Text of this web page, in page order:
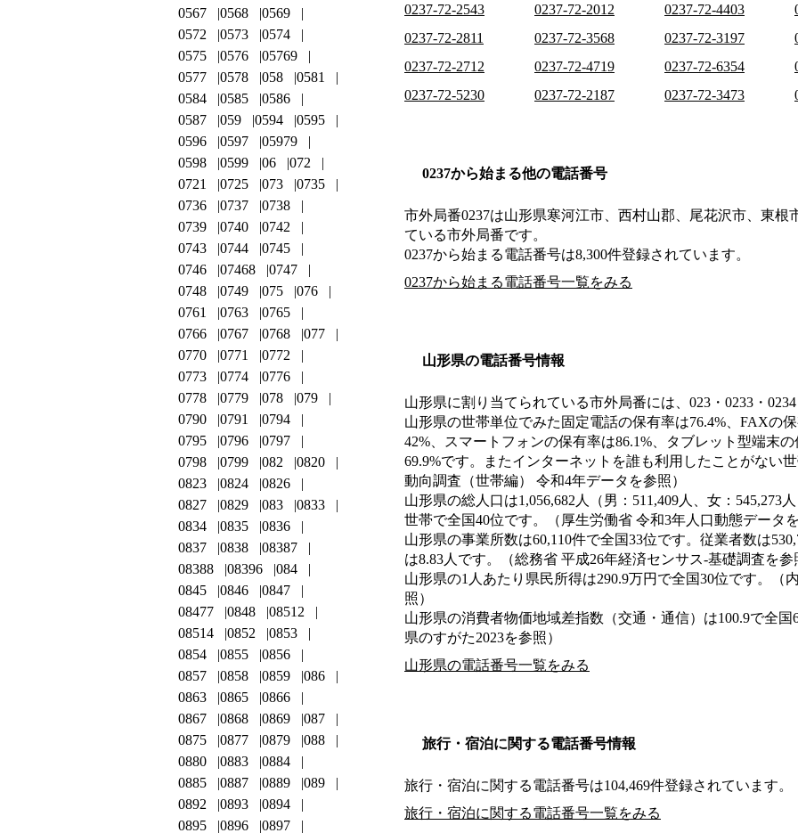
0237-72-2543
0237-72-2012 0237-72-4403
0237-72-2811
0237-72-3568 0237-72-3197
0237-72-2712
0237-72-4719 0237-72-6354
0237-72-5230
0237-72-2187 0237-72-3473
0237から始まる他の電話番号
市外局番0237は山形県寒河江市、西村山郡、尾花沢市、東根
ている市外局番です。
0237から始まる電話番号は8,300件登録されています。
0237から始まる電話番号一覧をみる
山形県の電話番号情報
山形県に割り当てられている市外局番には、023・0233・0234
山形県の世帯単位でみた固定電話の保有率は76.4%、FAXの
42%、スマートフォンの保有率は86.1%、タブレット型端末
69.9%です。またインターネットを誰も利用したことがない
動向調査（世帯編） 令和4年データを参照）
山形県の総人口は1,056,682人（男：511,409人、女：545,273
世帯で全国40位です。（厚生労働省 令和3年人口動態データを
山形県の事業所数は60,110件で全国33位です。従業者数は
は8.83人です。（総務省 平成26年経済センサス‐基礎調査を参
山形県の1人あたり県民所得は290.9万円で全国30位です。（
照）
山形県の消費者物価地域差指数（交通・通信）は100.9で全
県のすがた2023を参照）
山形県の電話番号一覧をみる
旅行・宿泊に関する電話番号情報
旅行・宿泊に関する電話番号は104,469件登録されています。
旅行・宿泊に関する電話番号一覧をみる
0567
0568
0569
0572
0573
0574
0575
0576
05769
0577
0578 058
0581
0584
0585
0586
0587
059 0594
0595
0596
0597
05979
0598
0599 06
072
0721
0725 073
0735
0736
0737
0738
0739
0740
0742
0743
0744
0745
0746
07468
0747
0748
0749 075
076
0761
0763
0765
0766
0767 0768
077
0770
0771
0772
0773
0774
0776
0778
0779 078
079
0790
0791
0794
0795
0796
0797
0798
0799 082
0820
0823
0824
0826
0827
0829 083
0833
0834
0835
0836
0837
0838
08387
08388
08396
084
0845
0846
0847
08477
0848
08512
08514
0852
0853
0854
0855
0856
0857
0858 0859
086
0863
0865
0866
0867
0868 0869
087
0875
0877 0879
088
0880
0883
0884
0885
0887 0889
089
0892
0893
0894
0895
0896
0897